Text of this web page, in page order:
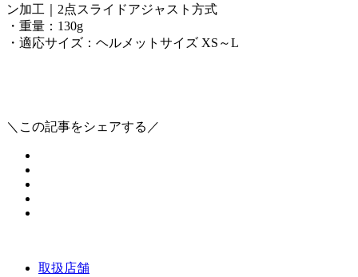
ン加工｜2点スライドアジャスト方式
・重量：130g
・適応サイズ：ヘルメットサイズ XS～L
＼この記事をシェアする／
取扱店舗